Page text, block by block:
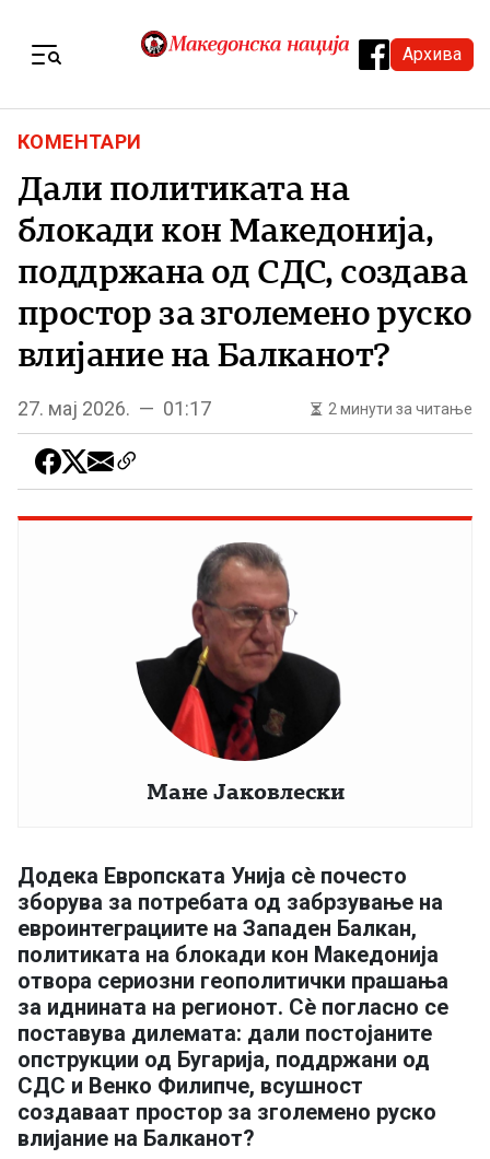
Архива
КОМЕНТАРИ
Дали политиката на
блокади кон Македонија,
поддржана од СДС, создава
простор за зголемено руско
влијание на Балканот?
27. мај 2026. — 01:17 2 минути за читање
Мане Јаковлески
Додека Европската Унија сè почесто
зборува за потребата од забрзување на
евроинтеграциите на Западен Балкан,
политиката на блокади кон Македонија
отвора сериозни геополитички прашања
за иднината на регионот. Сè погласно се
поставува дилемата: дали постојаните
опструкции од Бугарија, поддржани од
СДС и Венко Филипче, всушност
создаваат простор за зголемено руско
влијание на Балканот?